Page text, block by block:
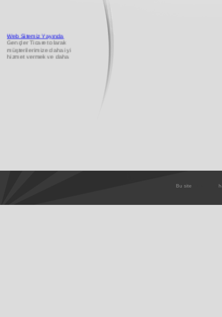
Web Sitemiz Yayında
Gençler Ticaret olarak
müşterilerimize daha iyi
hizmet vermek ve daha
Bu site